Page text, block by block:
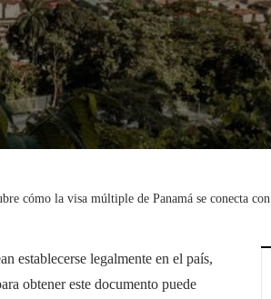
cómo la visa múltiple de Panamá se conecta
establecerse legalmente en el país,
obtener este documento puede